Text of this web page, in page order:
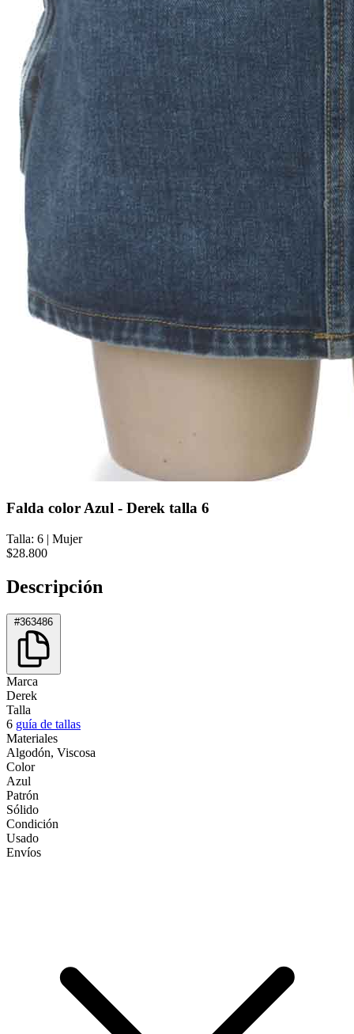
Falda color Azul - Derek talla 6
Talla: 6 | Mujer
$28.800
Descripción
#363486
Marca
Derek
Talla
6 guía de tallas
Materiales
Algodón, Viscosa
Color
Azul
Patrón
Sólido
Condición
Usado
Envíos